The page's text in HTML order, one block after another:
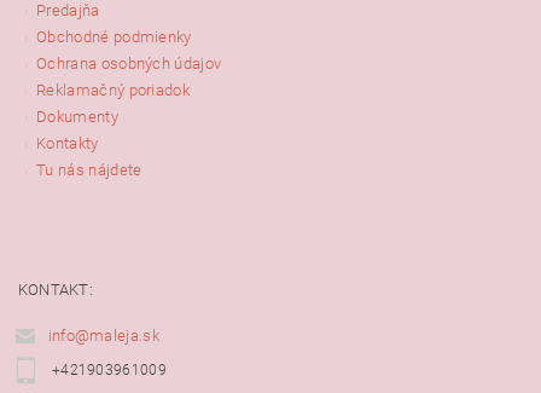
Predajňa
Obchodné podmienky
Ochrana osobných údajov
Reklamačný poriadok
Dokumenty
Kontakty
Tu nás nájdete
KONTAKT:
info@maleja.sk
+421903961009